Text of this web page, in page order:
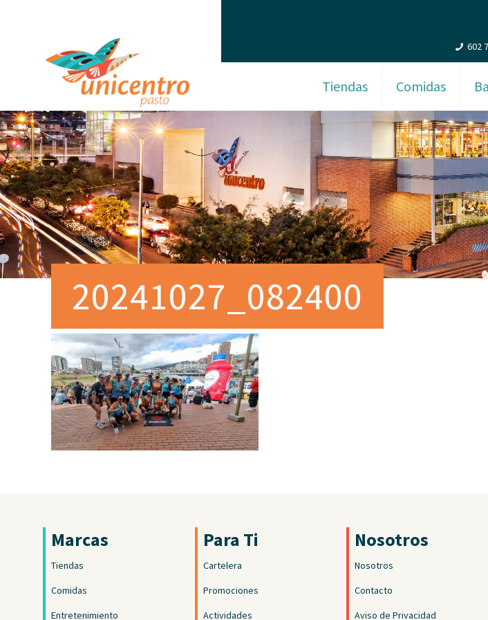
602
Tiendas Comidas
20241027_082400
Marcas
Tiendas
Comidas
Entretenimiento
Para Ti
Cartelera
Promociones
Actividades
Nosotros
Nosotros
Contacto
Aviso de Privacidad